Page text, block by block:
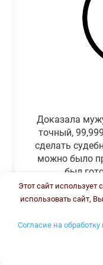
Доказала
точный,
сделать
можно было
был
Этот сайт
использовать сайт,
Согласие на